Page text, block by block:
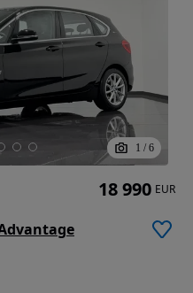
1 / 6
18 990 EUR